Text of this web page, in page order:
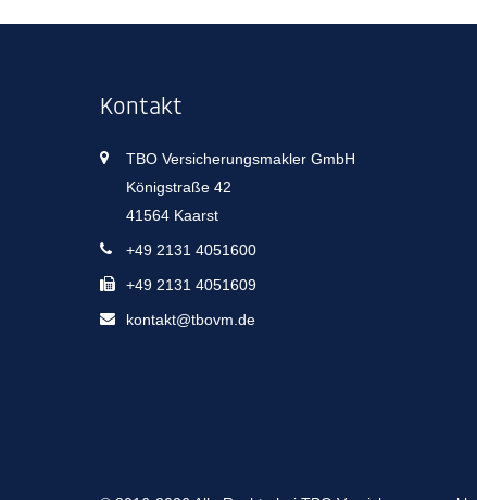
Kontakt
TBO Versicherungsmakler GmbH
Königstraße 42
41564 Kaarst
+49 2131 4051600
+49 2131 4051609
kontakt@tbovm.de